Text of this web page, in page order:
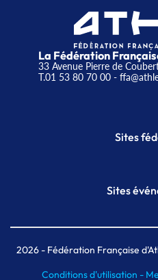
La Fédération
33 Avenue Pierre de
T.01 53 80 70 00-
Sites
Plateforme
Sites
Meeting de
MAIF
2026- Fédération Française
Conditions d'utilisation -